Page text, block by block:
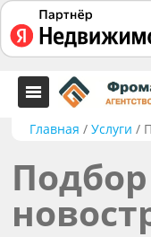
Главная /Услуги /